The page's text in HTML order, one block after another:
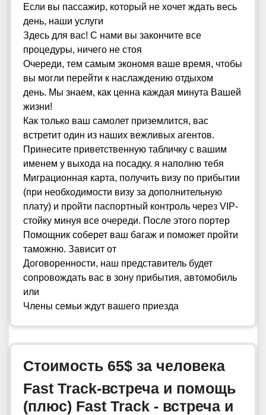
Если вы пассажир, который не хочет ждать весь
день, наши услуги
Здесь для вас! С нами вы закончите все
процедуры, ничего не стоя
Очереди, тем самым экономя ваше время, чтобы
вы могли перейти к наслаждению отдыхом
день. Мы знаем, как ценна каждая минута Вашей
жизни!
Как только ваш самолет приземлится, вас
встретит один из наших вежливых агентов.
Принесите приветственную табличку с вашим
именем у выхода на посадку. я наполню тебя
Миграционная карта, получить визу по прибытии
(при необходимости визу за дополнительную
плату) и пройти паспортный контроль через VIP-
стойку минуя все очереди. После этого портер
Помощник соберет ваш багаж и поможет пройти
таможню. Зависит от
Договоренности, наш представитель будет
сопровождать вас в зону прибытия, автомобиль
или
Члены семьи ждут вашего приезда
Стоимость 65$ за человека
Fast Track-встреча и помощь
(плюс) Fast Track - встреча и